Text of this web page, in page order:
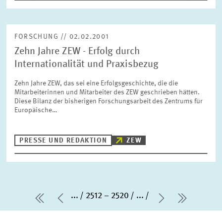
FORSCHUNG // 02.02.2001
Zehn Jahre ZEW - Erfolg durch
Internationalität und Praxisbezug
Zehn Jahre ZEW, das sei eine Erfolgsgeschichte, die die
Mitarbeiterinnen und Mitarbeiter des ZEW geschrieben hätten.
Diese Bilanz der bisherigen Forschungsarbeit des Zentrums für
Europäische…
PRESSE UND REDAKTION ZEW
erste Seite
Vorherige Seite
... 2512 – 2520 ...
Nächste
letzte